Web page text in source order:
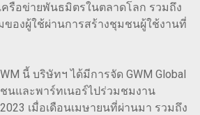
ครือข่ายพันธมิตรในตลาดโลก รวมถึง
ของผู้ใช้ผ่านการสร้างชุมชนผู้ใช้งานที่
นี้ บริษัทฯ ได้มีการจัด GWM Global
ชนและพาร์ทเนอร์ไปร่วมชมงาน
2023 เมื่อเดือนเมษายนที่ผ่านมา รวมถึง